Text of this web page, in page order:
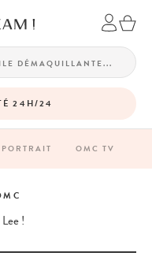
24H/24
PORTRAIT OMC TV
!